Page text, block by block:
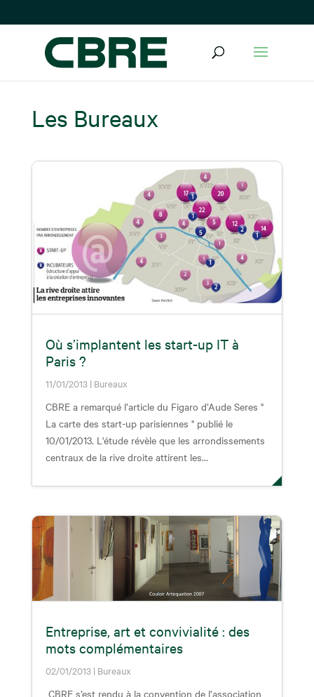
Les Bureaux
Où s’implantent les start-up IT à
Paris ?
11/01/2013| Bureaux
CBRE a remarqué l’article du Figaro d’Aude Seres "
La carte des start-up parisiennes " publié le
10/01/2013. L'étude révèle que les arrondissements
centraux de la rive droite attirent les...
Entreprise, art et convivialité : des
mots complémentaires
02/01/2013| Bureaux
CBRE s’est rendu à la convention de l’association